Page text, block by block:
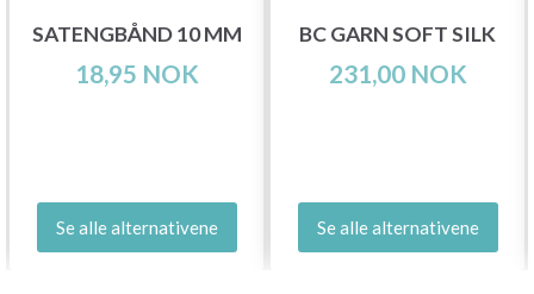
SATENGBÅND 10 MM
18,95 NOK
Se alle alternativene
BC GARN SOFT SILK
231,00 NOK
Se alle alternativene